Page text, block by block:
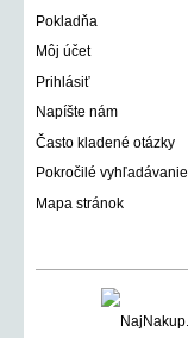
Pokladňa
Môj účet
Prihlásiť
Napíšte nám
Často kladené otázky
Pokročilé vyhľadávanie
Mapa stránok